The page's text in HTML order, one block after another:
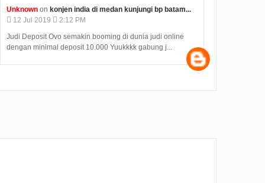
Unknown on konjen india di medan kunjungi bp batam...
12 Jul 2019
2:12 PM
Judi Deposit Ovo semakin booming di dunia judi online
dengan minimal deposit 10.000 Yuukkkk gabung j...